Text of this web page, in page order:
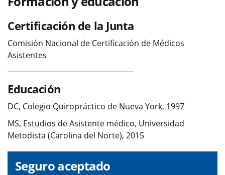
Certificación de la Junta
Comisión Nacional de Certificación de Médicos
Asistentes
Educación
DC, Colegio Quiropráctico de Nueva York, 1997
MS, Estudios de Asistente médico, Universidad
Metodista (Carolina del Norte), 2015
Seguro aceptado